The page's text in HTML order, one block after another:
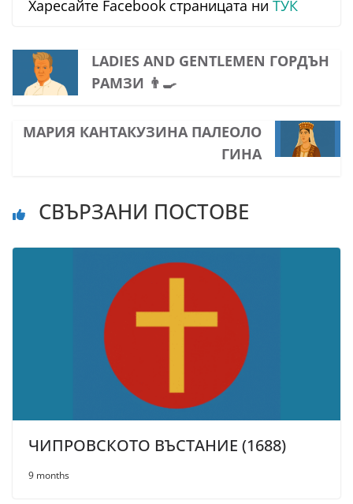
Харесайте Facebook страницата ни ТУК
LADIES AND GENTLEMEN ГОРДЪН
РАМЗИ 👨‍🍳
МАРИЯ КАНТАКУЗИНА ПАЛЕОЛО
ГИНА
СВЪРЗАНИ ПОСТОВЕ
ЧИПРОВСКОТО ВЪСТАНИЕ (1688)
9 months